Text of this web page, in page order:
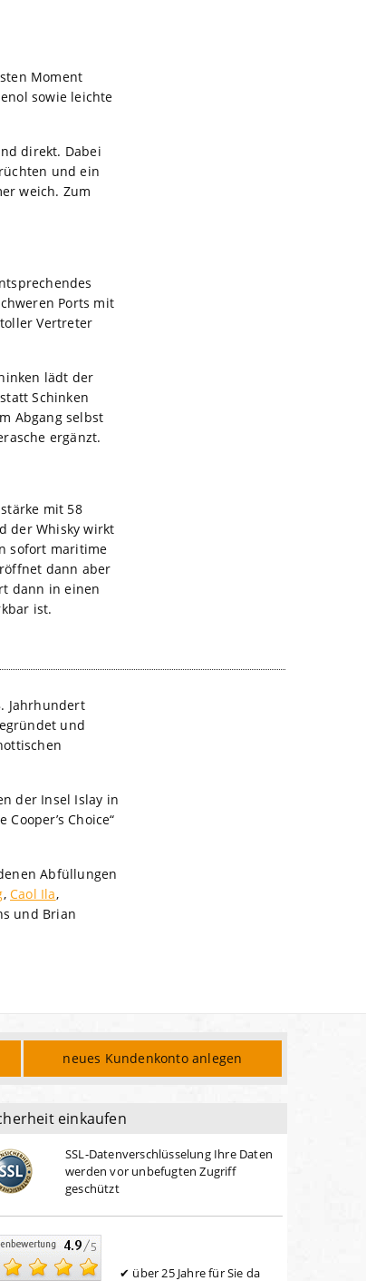
Moment
sowie leichte
direkt. Dabei
und ein
weich. Zum
Ports mit
Vertreter
lädt der
Schinken
Abgang selbst
ergänzt.
mit 58
der Whisky wirkt
sofort maritime
dann aber
dann in einen
ist.
Jahrhundert
und
der Insel Islay in
Choice“
Abfüllungen
,Caol Ila,
und Brian
neues Kundenkonto anlegen
einkaufen
SSL-Datenverschlüsselung Ihre Daten
werden vor unbefugten Zugriff
geschützt
über 25 Jahre für Sie da